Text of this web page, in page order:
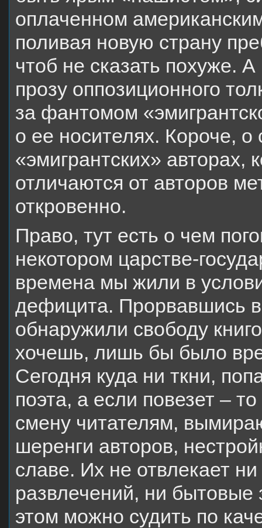
оплаченном
поливая новую страну
чтоб не сказать похуже.
прозу оппозиционного
за фантомом
о ее носителях. Короче, о
«эмигрантских» авторах,
отличаются от авторов
откровенно.
Право, тут есть о чем
некотором царстве-
времена мы жили в
дефицита. Прорвавшись
обнаружили свободу
хочешь, лишь бы было
Сегодня куда ни ткни,
поэта, а если повезет –
смену читателям,
шеренги авторов,
славе. Их не отвлекает
развлечений, ни
этом можно судить по